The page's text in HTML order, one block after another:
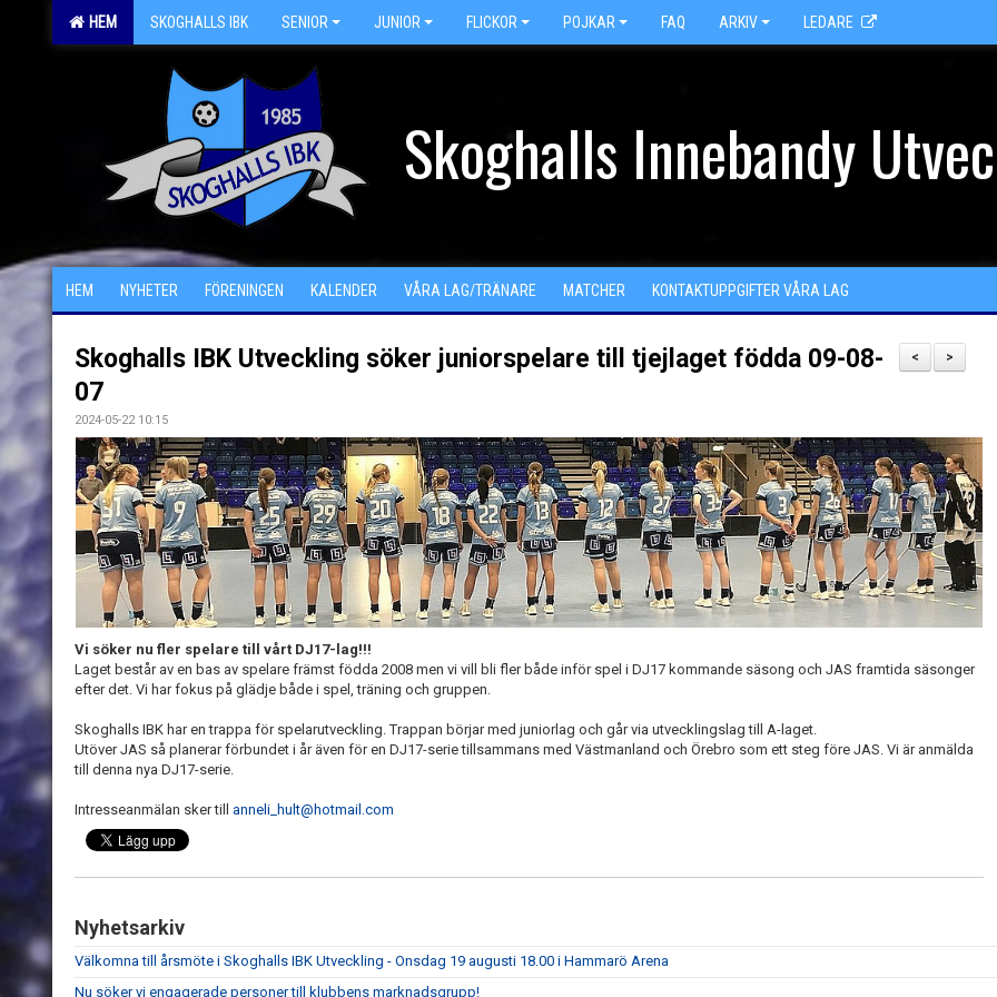
HEM SKOGHALLS IBK SENIOR JUNIOR FLICKOR POJKAR FAQ ARKIV LEDARE
Skoghalls Innebandy
HEM NYHETER FÖRENINGEN KALENDER VÅRA LAG/TRÄNARE MATCHER KONTAKTUPPGIFTER VÅRA LAG
>
<
Skoghalls IBK Utveckling söker juniorspelare till tjejlaget födda 09-08-
07
2024-05-22 10:15
Vi söker nu fler spelare till vårt DJ17-lag!!!
Laget består av en bas av spelare främst födda 2008 men vi vill bli fler både inför spel i DJ17 kommande säsong och JAS framtida säsonger
efter det. Vi har fokus på glädje både i spel, träning och gruppen.
Skoghalls IBK har en trappa för spelarutveckling. Trappan börjar med juniorlag och går via utvecklingslag till A-laget.
Utöver JAS så planerar förbundet i år även för en DJ17-serie tillsammans med Västmanland och Örebro som ett steg före JAS. Vi är anmälda
till denna nya DJ17-serie.
Intresseanmälan sker till anneli_hult@hotmail.com
Nyhetsarkiv
Välkomna till årsmöte i Skoghalls IBK Utveckling - Onsdag 19 augusti 18.00 i Hammarö Arena
Nu söker vi engagerade personer till klubbens marknadsgrupp!